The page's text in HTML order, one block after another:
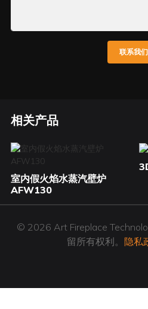
联系我们
相关产品
室内假火焰水蒸汽壁炉
AFW130
© 2026 Art Fireplace
留所有权利。 隐私